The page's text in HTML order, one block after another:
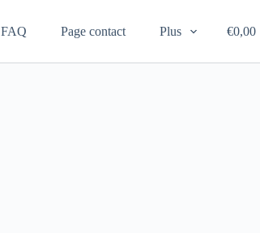
FAQ Page contact Plus €0,00